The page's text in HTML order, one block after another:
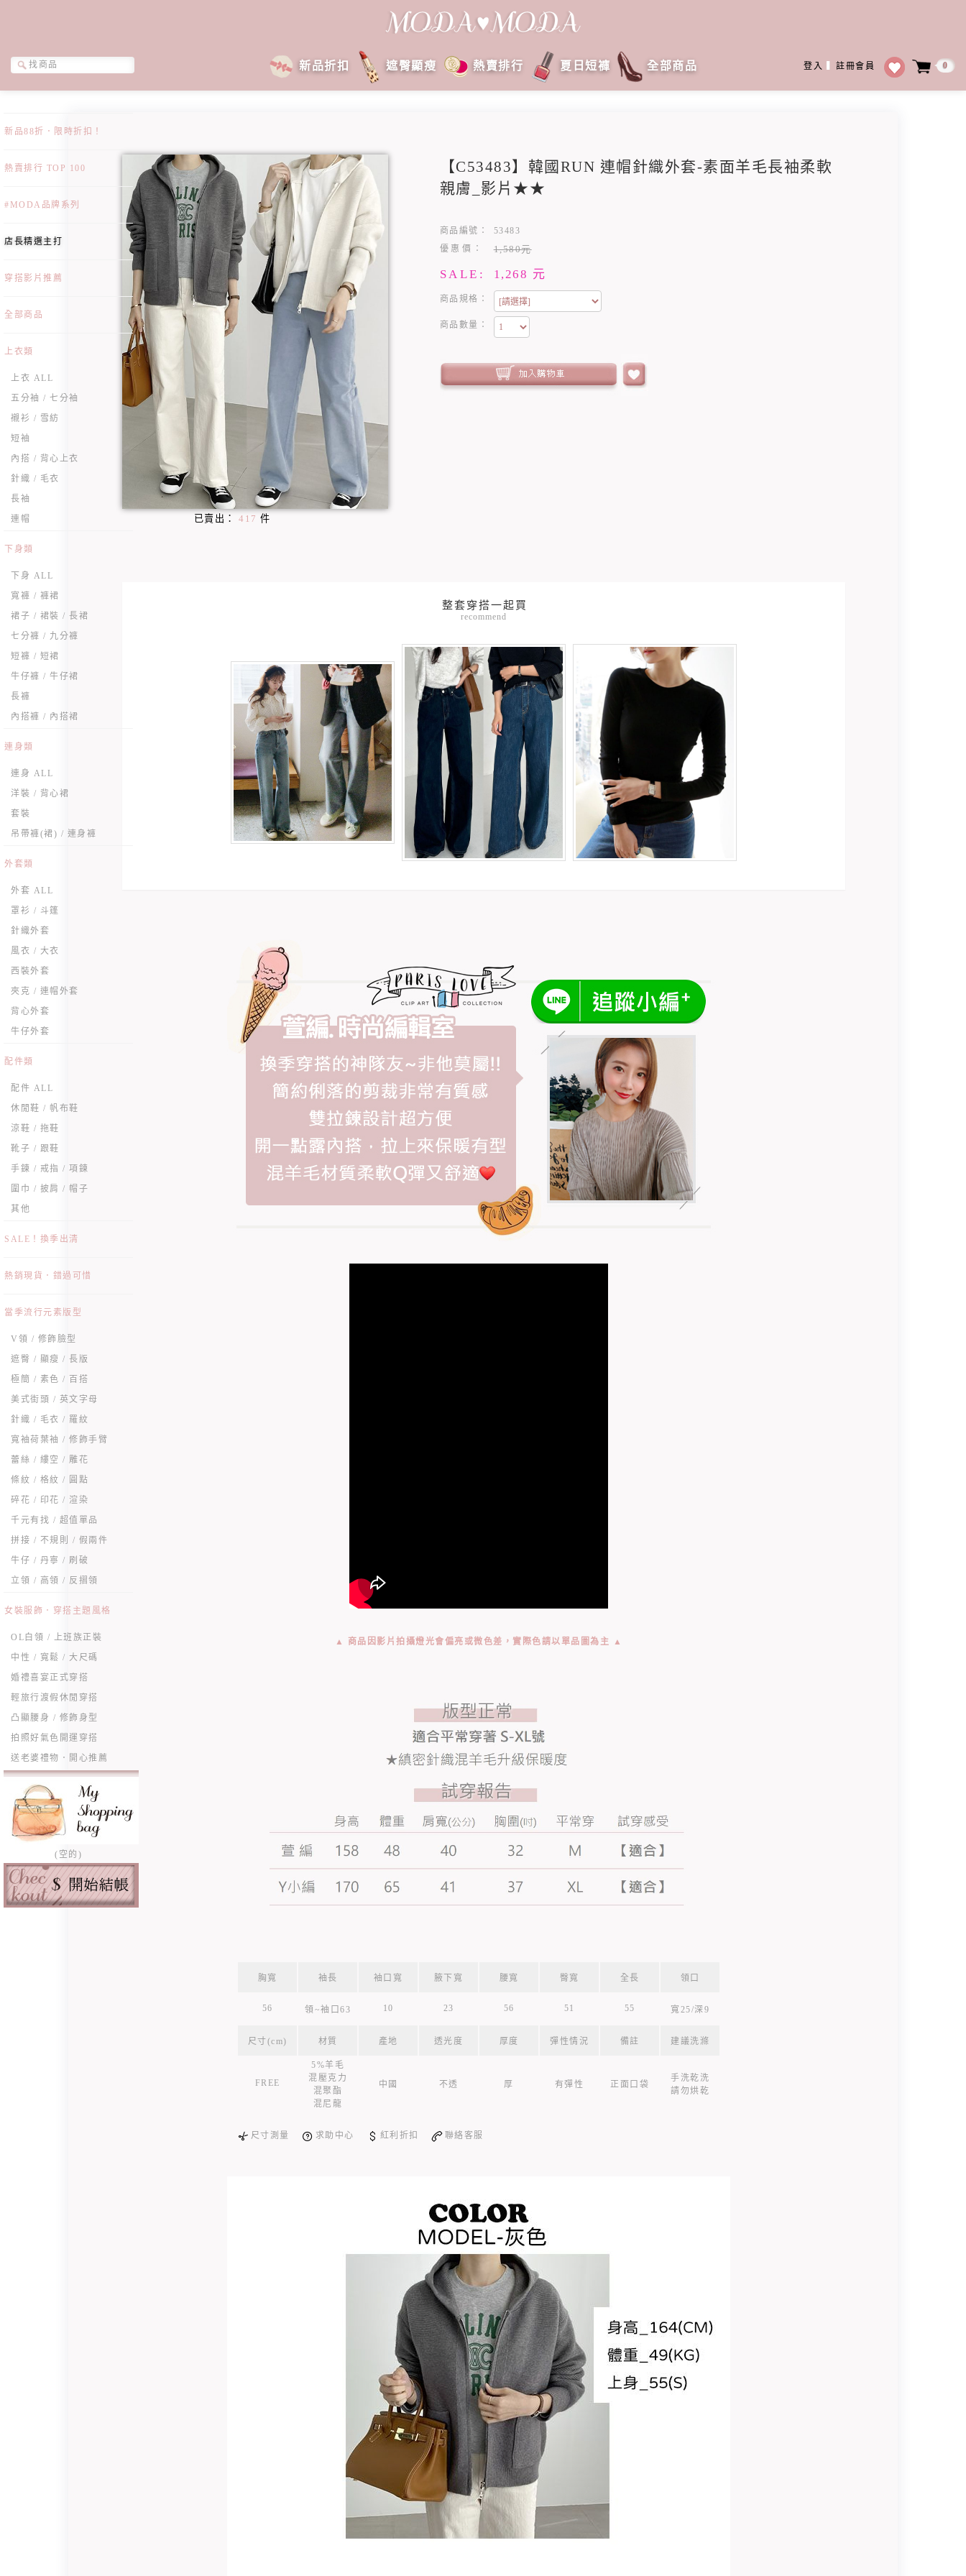
登入 註冊會員 0
新品折扣 遮臀顯瘦 熱賣排行 夏日短褲 全部商品
新品88折．限時折扣！
熱賣排行 TOP 100
#MODA品牌系列
店長精選主打
穿搭影片推薦
全部商品
上衣類
上衣 ALL
五分袖 / 七分袖
襯衫 / 雪紡
短袖
內搭 / 背心上衣
針織 / 毛衣
長袖
連帽
下身類
下身 ALL
寬褲 / 褲裙
裙子 / 裙裝 / 長裙
七分褲 / 九分褲
短褲 / 短裙
牛仔褲 / 牛仔裙
長褲
內搭褲 / 內搭裙
連身類
連身 ALL
洋裝 / 背心裙
套裝
吊帶褲(裙) / 連身褲
外套類
外套 ALL
罩衫 / 斗篷
針織外套
風衣 / 大衣
西裝外套
夾克 / 連帽外套
背心外套
牛仔外套
配件類
配件 ALL
休閒鞋 / 帆布鞋
涼鞋 / 拖鞋
靴子 / 跟鞋
手鍊 / 戒指 / 項鍊
圍巾 / 披肩 / 帽子
其他
SALE！換季出清
熱銷現貨．錯過可惜
當季流行元素版型
V領 / 修飾臉型
遮臀 / 顯瘦 / 長版
極簡 / 素色 / 百搭
美式街頭 / 英文字母
針織 / 毛衣 / 羅紋
寬袖荷葉袖 / 修飾手臂
蕾絲 / 縷空 / 雕花
條紋 / 格紋 / 圓點
碎花 / 印花 / 渲染
千元有找 / 超值單品
拼接 / 不規則 / 假兩件
牛仔 / 丹寧 / 刷破
立領 / 高領 / 反摺領
女裝服飾．穿搭主題風格
OL白領 / 上班族正裝
中性 / 寬鬆 / 大尺碼
婚禮喜宴正式穿搭
輕旅行渡假休閒穿搭
凸顯腰身 / 修飾身型
拍照好氣色開運穿搭
送老婆禮物．開心推薦
(空的)
已賣出：417 件
【C53483】韓國RUN 連帽針織外套-素面羊毛長袖柔軟
親膚_影片★★
商品編號：
53483
優惠價：
1,580元
SALE: 1,268 元
商品規格：
商品數量：
recommend
▲ 商品因影片拍攝燈光會偏亮或微色差，實際色請以單品圖為主 ▲
胸寬 袖長 袖口寬 腋下寬 腰寬 臀寬 全長 領口
56 領~袖口63 10 23 56 51 55 寬25/深9
尺寸(cm) 材質 產地 透光度 厚度 彈性情況 備註 建議洗滌
FREE
5%羊毛
混壓克力
混聚酯
混尼龍
中國 不透 厚 有彈性 正面口袋
手洗乾洗
請勿烘乾
尺寸測量 求助中心 紅利折扣 聯絡客服